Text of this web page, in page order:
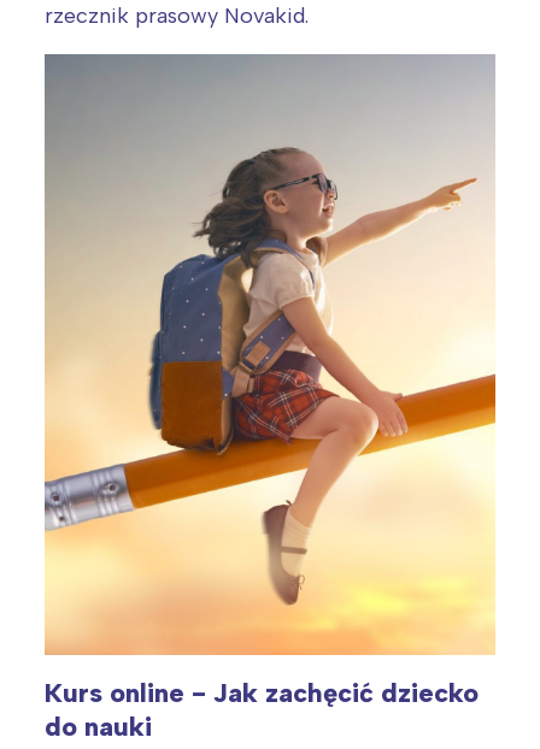
rzecznik prasowy Novakid.
Kurs online - Jak zachęcić dziecko
do nauki
Interesują mnie wydarzenia z
tego regionu:
Łódź
Trójmiasto
Poznań
Śląsk
Kraków
Południe